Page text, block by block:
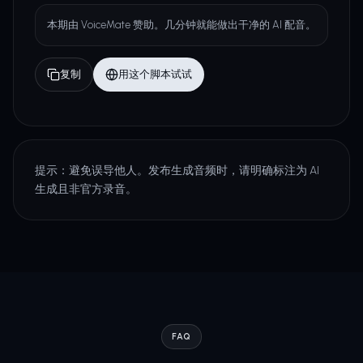
本期由 VoiceMate 赞助。几分钟就能做出干净的 AI 配音。
复制 用这个脚本试试
提示：避免误导他人。发布生成音频时，请明确标注为 AI
生成且非官方录音。
FAQ